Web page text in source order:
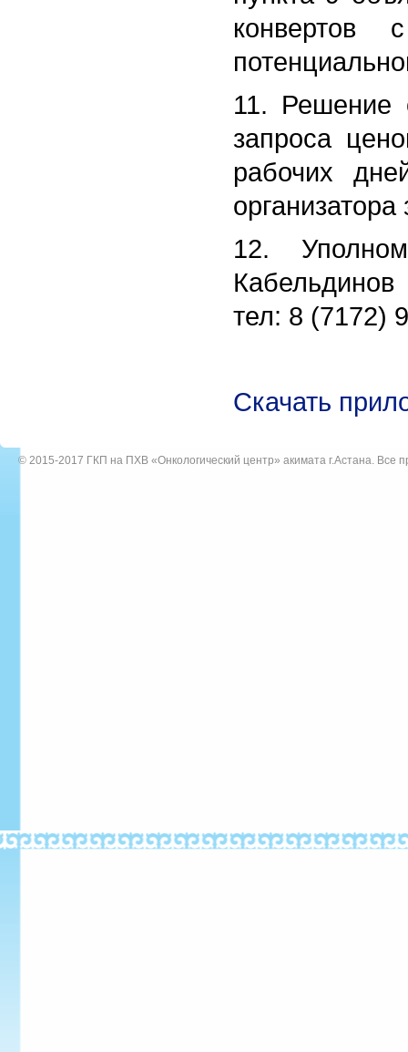
конвертов
11. Решение
запроса
рабочих
организатора
12.
тел: 8 (7172)
Скачать
© 2015-2017 ГКП на ПХВ «Онкологический центр» акимата г.Астана. Все